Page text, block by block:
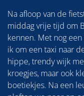
Na afloop van de
middag vrije tijd om
kennen. Met nog
ik om een taxi naar
hippe, trendy wijk
kroegjes, maar ook
boetiekjes. Na een